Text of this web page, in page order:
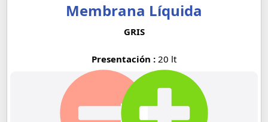
Membrana Líquida
GRIS
Presentación : 20 lt